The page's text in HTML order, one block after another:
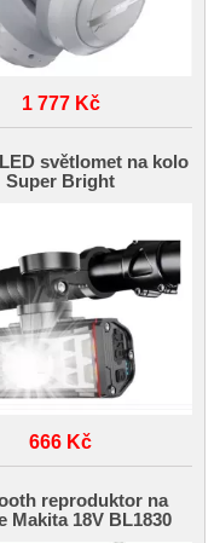
1 777 Kč
světlomet na kolo
Super Bright
666 Kč
reproduktor na
Makita 18V BL1830